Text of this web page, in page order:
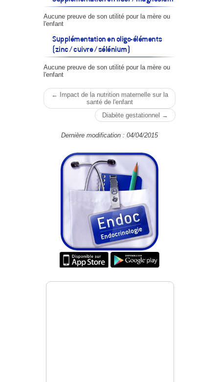
Aucune preuve de son utilité pour la mère ou
l'enfant
Supplémentation en oligo-éléments
(zinc / cuivre / sélénium)
Aucune preuve de son utilité pour la mère ou
l'enfant
← Impact de la nutrition maternelle sur la
santé de l'enfant
Diabète gestationnel →
Dernière modification : 04/04/2015